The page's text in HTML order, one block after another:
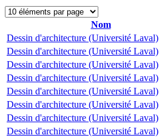
Nom
Dessin d'architecture (Université Laval)
Dessin d'architecture (Université Laval)
Dessin d'architecture (Université Laval)
Dessin d'architecture (Université Laval)
Dessin d'architecture (Université Laval)
Dessin d'architecture (Université Laval)
Dessin d'architecture (Université Laval)
Dessin d'architecture (Université Laval)